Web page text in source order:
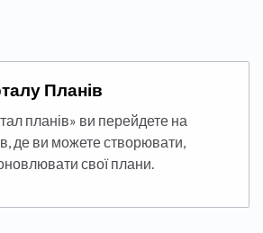
Планів
планів» ви перейдете на
де ви можете створювати,
свої плани.